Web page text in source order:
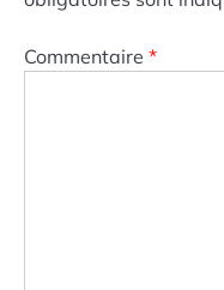
Commentaire *